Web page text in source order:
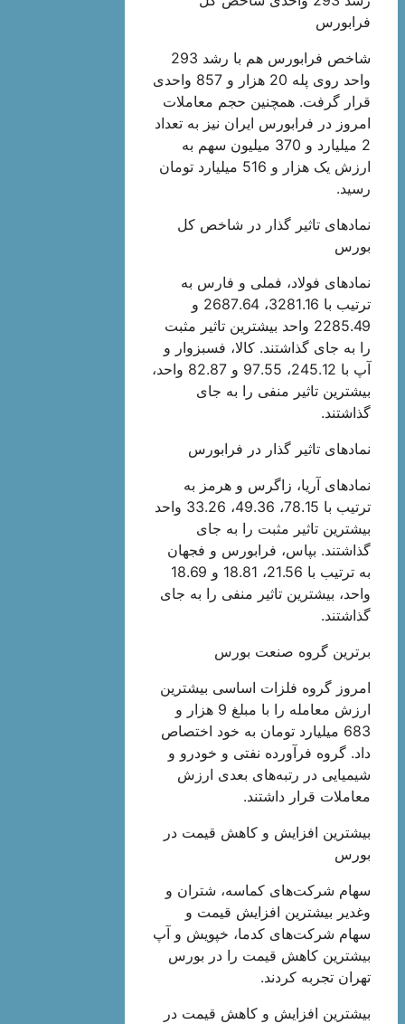
فرابورس
شاخص فرابورس هم با رشد 293
واحد روی پله 20 هزار و 857 واحدی
قرار گرفت. همچنین حجم معاملات
امروز در فرابورس ایران نیز به تعداد
2 میلیارد و 370 میلیون سهم به
ارزش یک هزار و 516 میلیارد تومان
رسید.
نماد‌های تاثیر گذار در شاخص کل
بورس
نماد‌های فولاد، فملی و فارس به
ترتیب با 3281.16، 2687.64 و
2285.49 واحد بیشترین تاثیر مثبت
را به جای گذاشتند. کالا، فسبزوار و
آپ با 245.12، 97.55 و 82.87 واحد،
بیشترین تاثیر منفی را به جای
گذاشتند.
نماد‌های تاثیر گذار در فرابورس
نماد‌های آریا، زاگرس و هرمز به
ترتیب با 78.15، 49.36، 33.26 واحد
بیشترین تاثیر مثبت را به جای
گذاشتند. بپاس، فرابورس و فجهان
به ترتیب با 21.56، 18.81 و 18.69
واحد، بیشترین تاثیر منفی را به جای
گذاشتند.
برترین گروه صنعت بورس
امروز گروه فلزات اساسی بیشترین
ارزش معامله را با مبلغ 9 هزار و
683 میلیارد تومان به خود اختصاص
داد. گروه فرآورده نفتی و خودرو و
شیمیایی در رتبه‌های بعدی ارزش
معاملات قرار داشتند.
بیشترین افزایش و کاهش قیمت در
بورس
سهام شرکت‌های کماسه، شتران و
وغدیر بیشترین افزایش قیمت و
سهام شرکت‌های کدما، خپویش و آپ
بیشترین کاهش قیمت را در بورس
تهران تجربه کردند.
بیشترین افزایش و کاهش قیمت در